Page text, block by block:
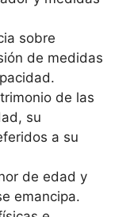
sobre
de medidas
de las
su
a su
de edad y
emancipa.